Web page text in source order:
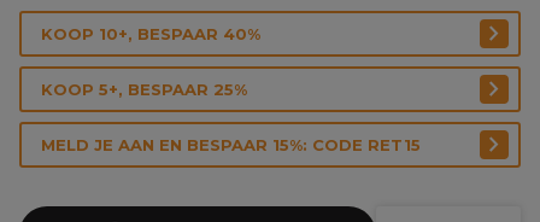
KOOP 10+, BESPAAR 40%
KOOP 5+, BESPAAR 25%
MELD JE AAN EN BESPAAR 15%: CODE RET15